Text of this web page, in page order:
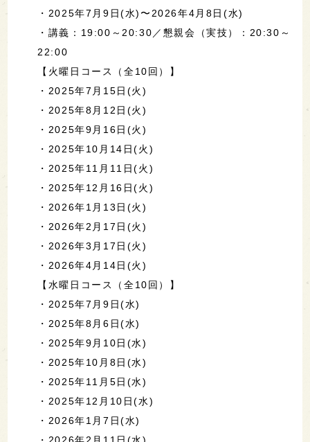
・2025年7月9日(水)〜2026年4月8日(水)
・講義：19:00～20:30／懇親会（実技）：20:30～
22:00
【火曜日コース（全10回）】
・2025年7月15日(火)
・2025年8月12日(火)
・2025年9月16日(火)
・2025年10月14日(火)
・2025年11月11日(火)
・2025年12月16日(火)
・2026年1月13日(火)
・2026年2月17日(火)
・2026年3月17日(火)
・2026年4月14日(火)
【水曜日コース（全10回）】
・2025年7月9日(水)
・2025年8月6日(水)
・2025年9月10日(水)
・2025年10月8日(水)
・2025年11月5日(水)
・2025年12月10日(水)
・2026年1月7日(水)
・2026年2月11日(水)